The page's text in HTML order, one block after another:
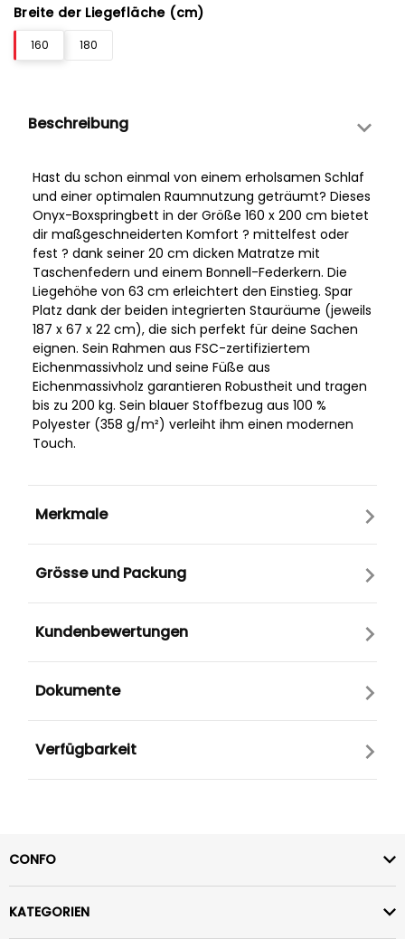
Breite der Liegefläche (cm)
160 180
Beschreibung
Hast du schon einmal von einem erholsamen Schlaf
und einer optimalen Raumnutzung geträumt? Dieses
Onyx-Boxspringbett in der Größe 160 x 200 cm bietet
dir maßgeschneiderten Komfort ? mittelfest oder
fest ? dank seiner 20 cm dicken Matratze mit
Taschenfedern und einem Bonnell-Federkern. Die
Liegehöhe von 63 cm erleichtert den Einstieg. Spar
Platz dank der beiden integrierten Stauräume (jeweils
187 x 67 x 22 cm), die sich perfekt für deine Sachen
eignen. Sein Rahmen aus FSC-zertifiziertem
Eichenmassivholz und seine Füße aus
Eichenmassivholz garantieren Robustheit und tragen
bis zu 200 kg. Sein blauer Stoffbezug aus 100 %
Polyester (358 g/m²) verleiht ihm einen modernen
Touch.
Merkmale
Grösse und Packung
Kundenbewertungen
Dokumente
Verfügbarkeit
CONFO
KATEGORIEN